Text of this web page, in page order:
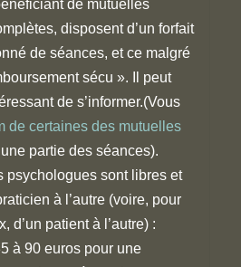
de mutuelles
disposent d’un forfait
de séances, et ce malgré
sécu ». Il peut
de s’informer.(Vous
de certaines des mutuelles
partie des séances).
psychologues sont libres et
à l’autre (voire, pour
d’un patient à l’autre) :
à 90 euros pour une